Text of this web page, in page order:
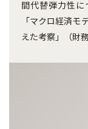
間代替弾力性に
「マクロ経済モ
えた考察」（財